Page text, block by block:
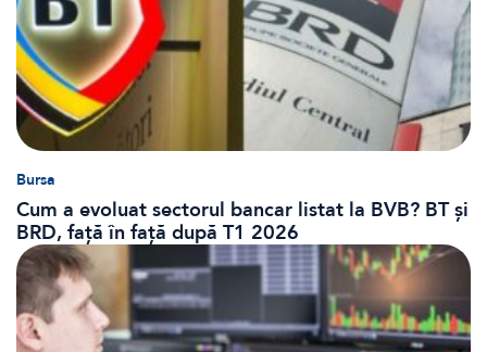
Bursa
Cum a evoluat sectorul bancar listat la BVB? BT și
BRD, față în față după T1 2026